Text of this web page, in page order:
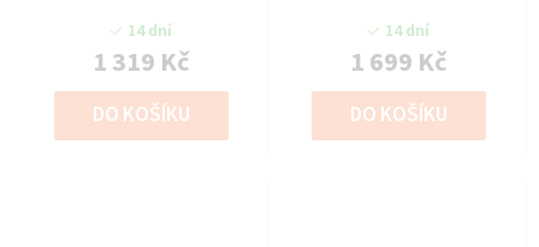
14 dní
1 319 Kč
DO KOŠÍKU
14 dní
1 699 Kč
DO KOŠÍKU